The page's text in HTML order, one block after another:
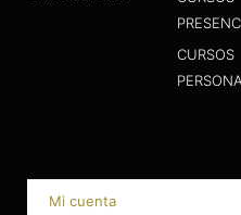
CURSOS
Mi cuenta